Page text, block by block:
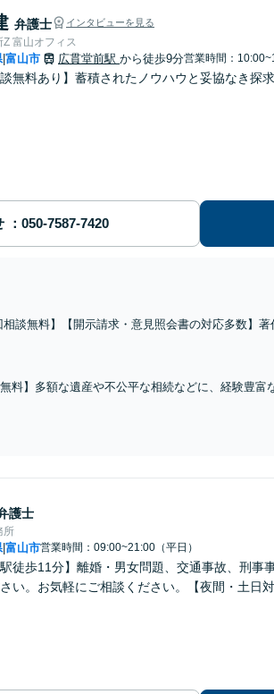
弁護士 インタビューを見る
富山オフィス
|富山市 広貫堂前駅 から徒歩9分営業時間：
談無料あり】蓄積されたノウハウと妥協なき探
相談無料】【開示請求・意見照会書の対応多数】
無料】多額な遺産や不公平な相続などに、経験豊
護士
所
|富山市営業時間：09:00~21:00（平日）
駅徒歩11分】離婚・男女問題、交通事故、刑
い。お気軽にご相談ください。【夜間・土日